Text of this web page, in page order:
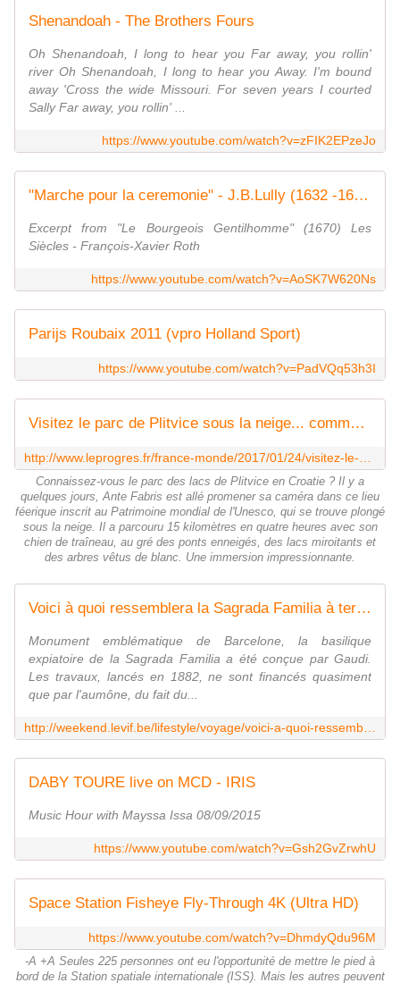
Shenandoah - The Brothers Fours
Oh Shenandoah, I long to hear you Far away, you rollin'
river Oh Shenandoah, I long to hear you Away. I'm bound
away 'Cross the wide Missouri. For seven years I courted
Sally Far away, you rollin' ...
https://www.youtube.com/watch?v=zFIK2EPzeJo
"Marche pour la ceremonie" - J.B.Lully (1632 -1687)
Excerpt from "Le Bourgeois Gentilhomme" (1670) Les
Siècles - François-Xavier Roth
https://www.youtube.com/watch?v=AoSK7W620Ns
Parijs Roubaix 2011 (vpro Holland Sport)
https://www.youtube.com/watch?v=PadVQq53h3I
Visitez le parc de Plitvice sous la neige... comme si vous y étiez
Connaissez-vous le parc des lacs de Plitvice en Croatie ? Il y a
quelques jours, Ante Fabris est allé promener sa caméra dans ce lieu
féerique inscrit au Patrimoine mondial de l'Unesco, qui se trouve plongé
sous la neige. Il a parcouru 15 kilomètres en quatre heures avec son
chien de traîneau, au gré des ponts enneigés, des lacs miroitants et
des arbres vêtus de blanc. Une immersion impressionnante.
Voici à quoi ressemblera la Sagrada Familia à terme, en 2026
Monument emblématique de Barcelone, la basilique
expiatoire de la Sagrada Familia a été conçue par Gaudi.
Les travaux, lancés en 1882, ne sont financés quasiment
que par l'aumône, du fait du...
DABY TOURE live on MCD - IRIS
Music Hour with Mayssa Issa 08/09/2015
https://www.youtube.com/watch?v=Gsh2GvZrwhU
Space Station Fisheye Fly-Through 4K (Ultra HD)
https://www.youtube.com/watch?v=DhmdyQdu96M
-A +A Seules 225 personnes ont eu l'opportunité de mettre le pied à
bord de la Station spatiale internationale (ISS). Mais les autres peuvent